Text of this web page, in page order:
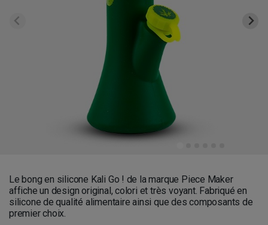
Le bong en silicone Kali Go ! de la marque Piece Maker
affiche un design original, colori et très voyant. Fabriqué en
silicone de qualité alimentaire ainsi que des composants de
premier choix.